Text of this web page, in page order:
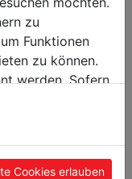
9120058373084
zu
Funktionen
zu können.
werden. Sofern
Cookies erlauben